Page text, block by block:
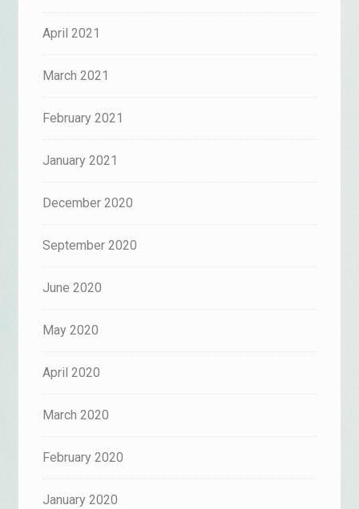
April 2021
March 2021
February 2021
January 2021
December 2020
September 2020
June 2020
May 2020
April 2020
March 2020
February 2020
January 2020